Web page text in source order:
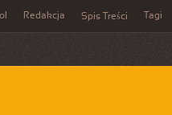
Redakcja Spis Treści Tagi